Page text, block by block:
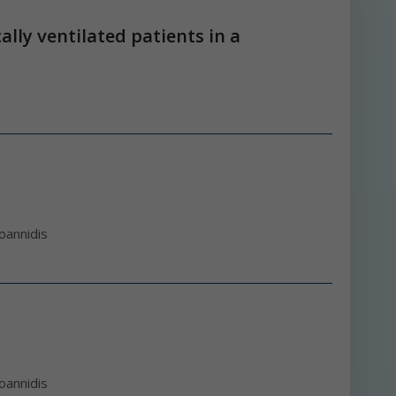
ventilated patients in a